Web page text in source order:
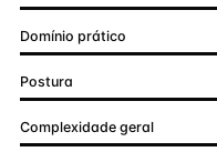
Domínio prático
Postura
Complexidade geral